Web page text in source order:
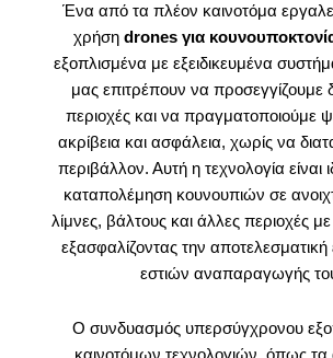
Ένα από τα πλέον καινοτόμα
χρήση drones για
εξοπλισμένα με εξειδικευμένα
μας επιτρέπουν να προσεγγίζουμε
περιοχές και να πραγματοποιούμε
ακρίβεια και ασφάλεια, χωρίς να
περιβάλλον. Αυτή η τεχνολογία είναι
καταπολέμηση κουνουπιών σε
λίμνες, βάλτους και άλλες περιοχές
εξασφαλίζοντας την
εστιών αναπαραγωγής
Ο συνδυασμός υπερσύγχρονου